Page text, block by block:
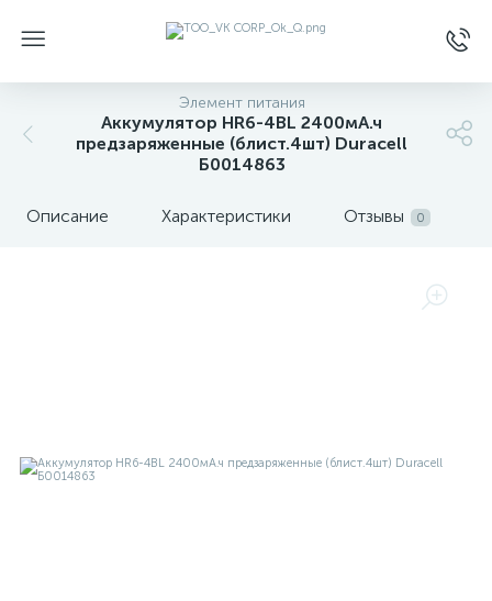
Элемент питания
Аккумулятор HR6-4BL 2400мА.ч
предзаряженные (блист.4шт) Duracell
Б0014863
Описание Характеристики Отзывы 0